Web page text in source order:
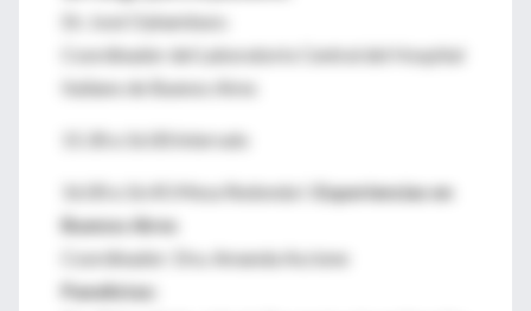
Dr. José Oyhamburu
Coordinador del Laboratorio Central del Hospital
Italiano de Buenos Aires
15.30 a 16.00:Intervalo
16.00 a 16.45:Mesa Redonda I:
Experiencias en
Buenos Aires
Coordinador: Dra. Amanda Ascione
Panelistas: